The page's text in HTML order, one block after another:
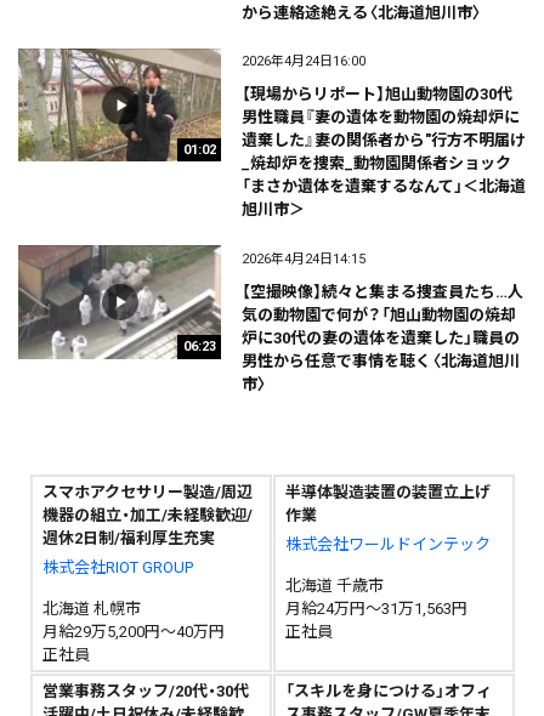
から連絡途絶える〈北海道旭川市〉
01:02
2026年4月24日16:00
【現場からリポート】旭山動物園の30代
男性職員『妻の遺体を動物園の焼却炉に
遺棄した』妻の関係者から"行方不明届け
_焼却炉を捜索_動物園関係者ショック
「まさか遺体を遺棄するなんて」＜北海道
旭川市＞
06:23
2026年4月24日14:15
【空撮映像】続々と集まる捜査員たち…人
気の動物園で何が？「旭山動物園の焼却
炉に30代の妻の遺体を遺棄した」職員の
男性から任意で事情を聴く〈北海道旭川
市〉
スマホアクセサリー製造/周辺
機器の組立・加工/未経験歓迎/
週休2日制/福利厚生充実
株式会社RIOT GROUP
北海道 札幌市
月給29万5,200円～40万円
正社員
半導体製造装置の装置立上げ
作業
株式会社ワールドインテック
北海道 千歳市
月給24万円～31万1,563円
正社員
営業事務スタッフ/20代・30代
「スキルを身につける」オフィ